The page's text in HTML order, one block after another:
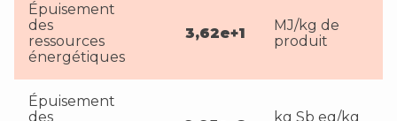
Épuisement
des
ressources
énergétiques
3,62e+1
MJ/kg de
produit
Épuisement
des
kg Sb eq/kg